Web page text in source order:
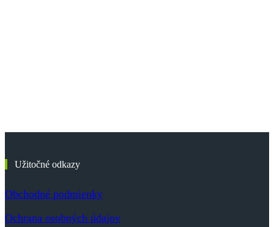
Užitočné odkazy
Obchodné podmienky
Ochrana osobných údajov